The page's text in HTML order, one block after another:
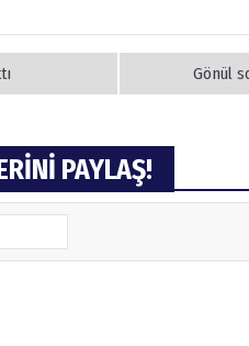
Gönül
PAYLAŞ!